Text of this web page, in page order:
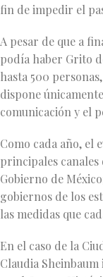
fin de impedir el
A pesar de que a
podía haber Grito
hasta 500
dispone
comunicación y el
Como cada año, el
principales canales
Gobierno de
gobiernos de los
las medidas que
En el caso de la
Claudia